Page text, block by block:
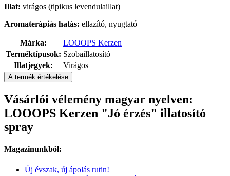
Illat: virágos (tipikus levendulaillat)
Aromaterápiás hatás: ellazító, nyugtató
Márka:
LOOOPS Kerzen
Terméktípusok: Szobaillatosító
Illatjegyek:
Virágos
A termék értékelése
Vásárlói vélemény magyar nyelven:
LOOOPS Kerzen "Jó érzés" illatosító
spray
Magazinunkból:
Új évszak, új ápolás rutin!